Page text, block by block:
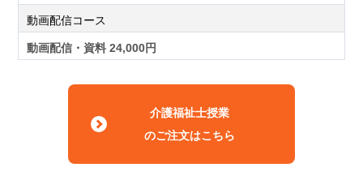
動画配信コース
動画配信・資料 24,000円
介護福祉士授業
のご注文はこちら